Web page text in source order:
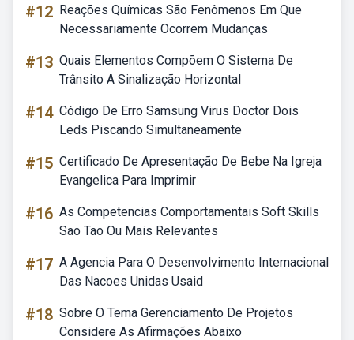
#12 Reações Químicas São Fenômenos Em Que
Necessariamente Ocorrem Mudanças
#13 Quais Elementos Compõem O Sistema De
Trânsito A Sinalização Horizontal
#14 Código De Erro Samsung Virus Doctor Dois
Leds Piscando Simultaneamente
#15 Certificado De Apresentação De Bebe Na Igreja
Evangelica Para Imprimir
#16 As Competencias Comportamentais Soft Skills
Sao Tao Ou Mais Relevantes
#17 A Agencia Para O Desenvolvimento Internacional
Das Nacoes Unidas Usaid
#18 Sobre O Tema Gerenciamento De Projetos
Considere As Afirmações Abaixo